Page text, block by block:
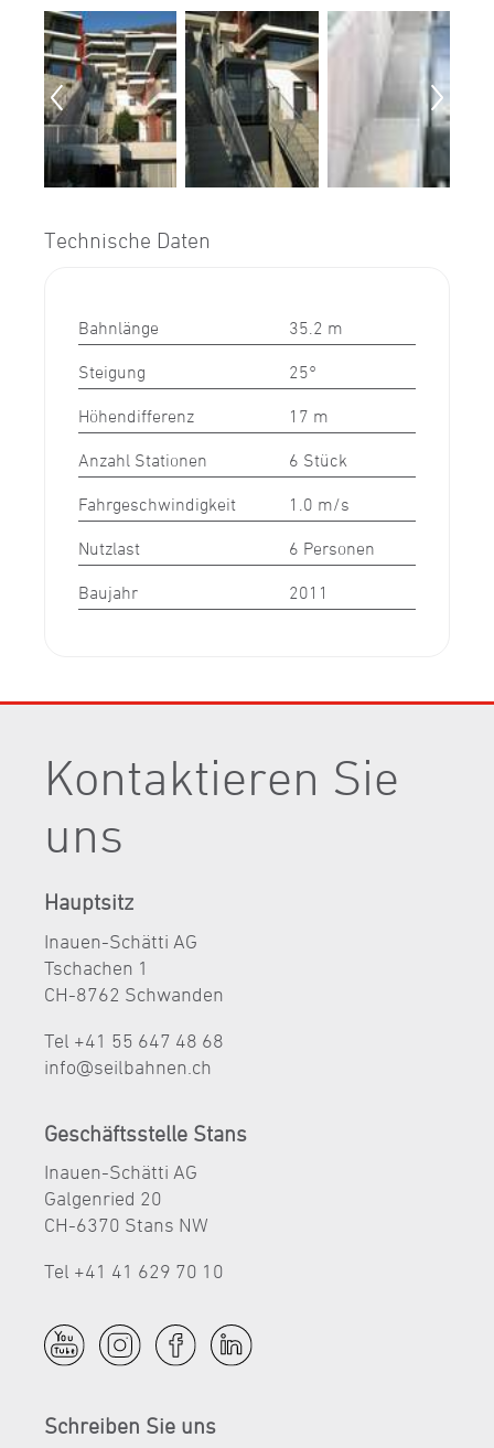
Technische Daten
Bahnlänge 35.2 m
Steigung 25°
Höhendifferenz 17 m
Anzahl Stationen 6 Stück
Fahrgeschwindigkeit 1.0 m/s
Nutzlast 6 Personen
Baujahr 2011
Kontaktieren Sie
uns
Hauptsitz
Inauen-Schätti AG
Tschachen 1
CH-8762 Schwanden
Tel +41 55 647 48 68
nf
s lb hn n ch
Geschäftsstelle Stans
Inauen-Schätti AG
Galgenried 20
CH-6370 Stans NW
Tel +41 41 629 70 10
Schreiben Sie uns